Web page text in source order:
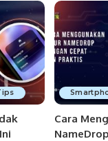
Cara